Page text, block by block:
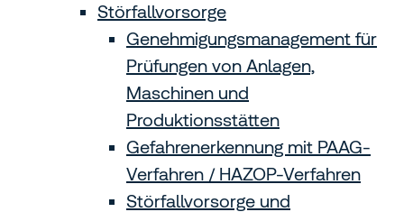
Störfallvorsorge
Genehmigungsmanagement für
Prüfungen von Anlagen,
Maschinen und
Produktionsstätten
Gefahrenerkennung mit PAAG-
Verfahren / HAZOP-Verfahren
Störfallvorsorge und